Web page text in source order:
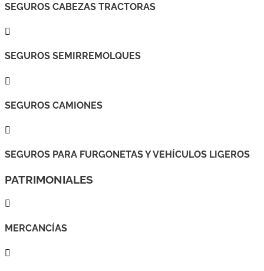
SEGUROS CABEZAS TRACTORAS

SEGUROS SEMIRREMOLQUES

SEGUROS CAMIONES

SEGUROS PARA FURGONETAS Y VEHÍCULOS LIGEROS
PATRIMONIALES

MERCANCÍAS
